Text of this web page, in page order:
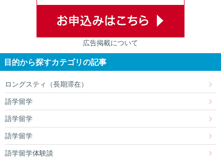
広告掲載について
目的から探すカテゴリの記事
ロングスティ（長期滞在）
語学留学
語学留学
語学留学
語学留学体験談